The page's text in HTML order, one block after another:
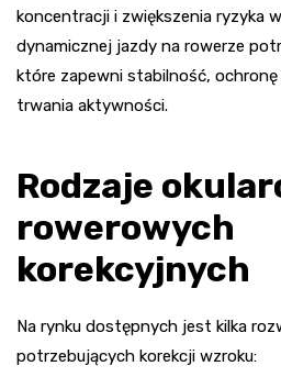
koncentracji i zwiększenia ryzyka
dynamicznej jazdy na rowerze
które zapewni stabilność,
trwania aktywności.
Rodzaje
rowerowych
korekcyjnych
Na rynku dostępnych jest kilka
potrzebujących korekcji wzroku: